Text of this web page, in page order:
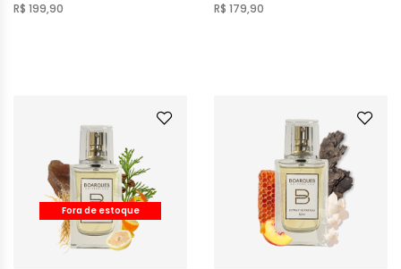
R$ 199,90 R$ 179,90
Fora de estoque